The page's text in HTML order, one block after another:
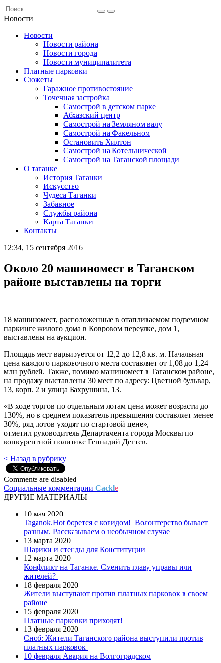
Новости
Новости
Новости района
Новости города
Новости муниципалитета
Платные парковки
Сюжеты
Гаражное противостояние
Точечная застройка
Самострой в детском парке
Абхазский центр
Самострой на Земляном валу
Самострой на Факельном
Остановить Хилтон
Самострой на Котельнической
Самострой на Таганской площади
О таганке
История Таганки
Искусство
Чудеса Таганки
Забавное
Службы района
Карта Таганки
Контакты
12:34, 15 сентября 2016
Около 20 машиномест в Таганском
районе выставлены на торги
18 машиномест, расположенные в отапливаемом подземном
паркинге жилого дома в Ковровом переулке, дом 1,
выставлены на аукцион.
Площадь мест варьируется от 12,2 до 12,8 кв. м. Начальная
цена каждого парковочного места составляет от 1,08 до 1,24
млн рублей. Также, помимо машиномест в Таганском районе,
на продажу выставлены 30 мест по адресу: Цветной бульвар,
13, корп. 2 и улица Бахрушина, 13.
«В ходе торгов по отдельным лотам цена может возрасти до
130%, но в среднем показатель превышения составляет менее
30%, ряд лотов уходят по стартовой цене», –
отметил руководитель Департамента города Москвы по
конкурентной политике Геннадий Дегтев.
< Назад в рубрику
Comments are disabled
Социальные комментарии Cackle
ДРУГИЕ МАТЕРИАЛЫ
10 мая 2020
Taganok.Hot борется с ковидом! Волонтерство бывает
разным. Рассказываем о необычном случае
13 марта 2020
Шарики и стенды для Конституции
12 марта 2020
Конфликт на Таганке. Сменить главу управы или
жителей?
18 февраля 2020
Жители выступают против платных парковок в своем
районе
15 февраля 2020
Платные парковки приходят!
13 февраля 2020
Сноб: Жители Таганского района выступили против
платных парковок
10 февраля Авария на Волгоградском